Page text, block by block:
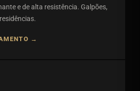
e de alta resistência. Galpões,
→